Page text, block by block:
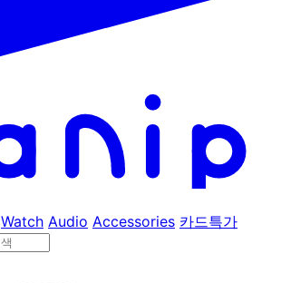
Watch Audio Accessories 카드특가